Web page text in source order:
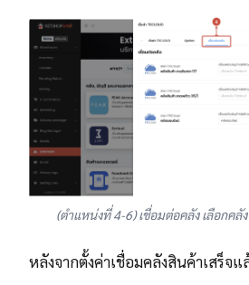
(ตำแหน่งที่ 4-6) เชื่อมต่อคลัง เลือกคลั
หลังจากตั้งค่าเชื่อมคลังสินค้าเสร็จแ